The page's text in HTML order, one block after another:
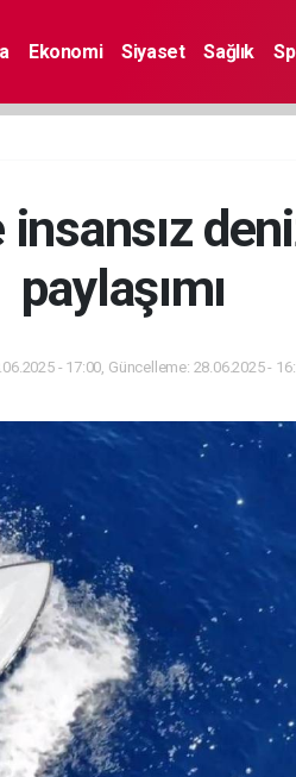
Ekonomi Siyaset Sağlık
paylaşımı
- 17:00, Güncelleme: 28.06.2025 -